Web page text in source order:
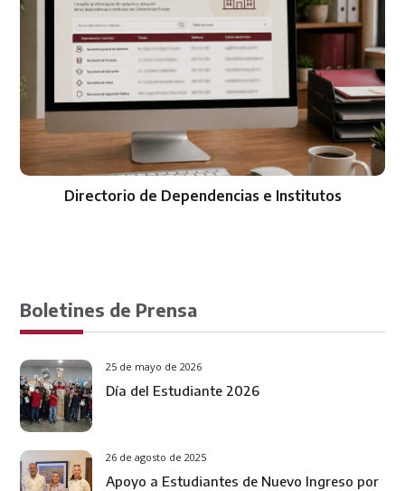
Directorio de Dependencias e Institutos
Boletines de Prensa
25 de mayo de 2026
Día del Estudiante 2026
26 de agosto de 2025
Apoyo a Estudiantes de Nuevo Ingreso por